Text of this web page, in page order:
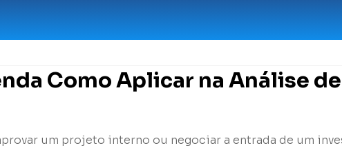
Como Aplicar na Análise
um projeto interno ou negociar a entrada de um